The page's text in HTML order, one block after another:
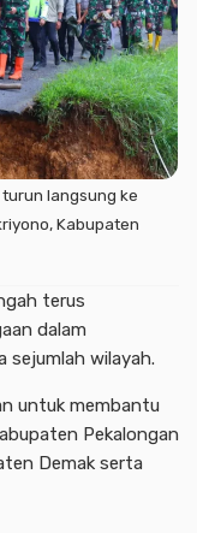
langsung ke
Kabupaten
terus
dalam
sejumlah wilayah.
untuk membantu
Pekalongan
Demak serta